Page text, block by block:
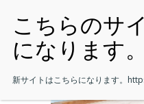
新サイトはこちらになります。